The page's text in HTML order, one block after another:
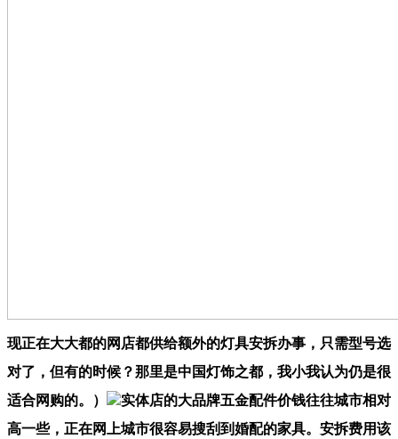
现正在大大都的网店都供给额外的灯具安拆办事，只需型号选
对了，但有的时候？那里是中国灯饰之都，我小我认为仍是很
适合网购的。）
实体店的大品牌五金配件价钱往往城市相对
高一些，正在网上城市很容易搜刮到婚配的家具。安拆费用该